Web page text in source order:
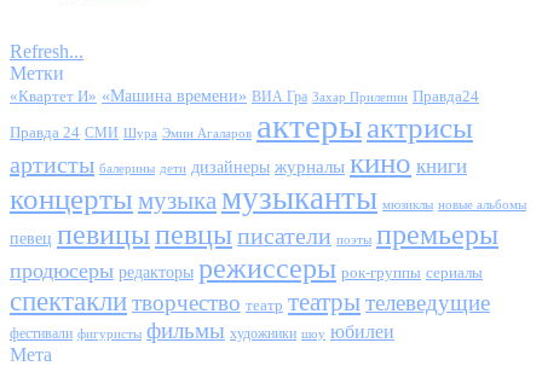
Refresh...
Метки
«Квартет И» «Машина времени» ВИА Гра Захар Прилепин Правда24
Правда 24 СМИ Шура Эмин Агаларов актерыактрисы
артисты балерины дети дизайнеры журналы кино книги
концерты музыка музыканты мюзиклы новые альбомы
певец певицыпевцыписатели поэты премьеры
продюсеры редакторы режиссеры рок-группы сериалы
спектаклитворчество театр театрытелеведущие
фестивали фигуристы фильмы художники шоу юбилеи
Мета